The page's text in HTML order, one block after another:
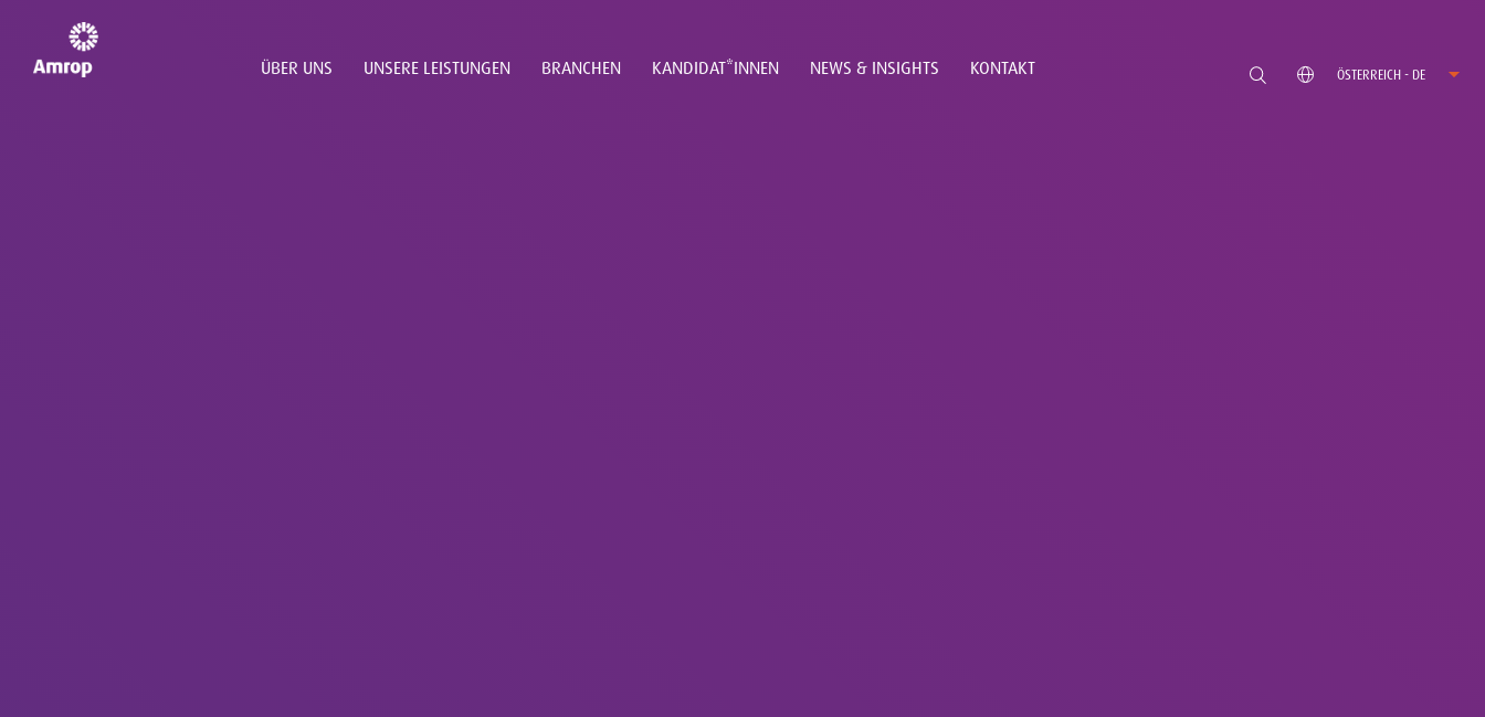
ÜBER UNS UNSERE LEISTUNGEN BRANCHEN KANDIDAT*INNEN NEWS & INSIGHTS KONTAKT ÖSTERREICH - DE